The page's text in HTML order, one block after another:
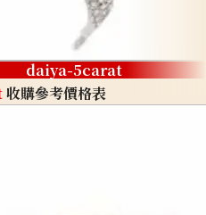
daiya-5carat
收購參考價格表